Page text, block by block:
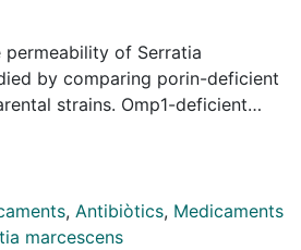
permeability of Serratia
by comparing porin-deficient
strains. Omp1-deficient
moxalactam resistance,
infection with the SMP2
receptor is the Omp2 porin. The
in quinolone
, Antibiòtics, Medicaments
marcescens